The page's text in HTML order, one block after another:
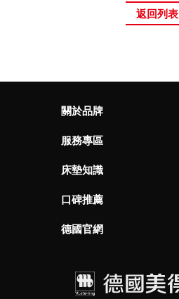
返回列表
關於品牌
服務專區
床墊知識
口碑推薦
德國官網